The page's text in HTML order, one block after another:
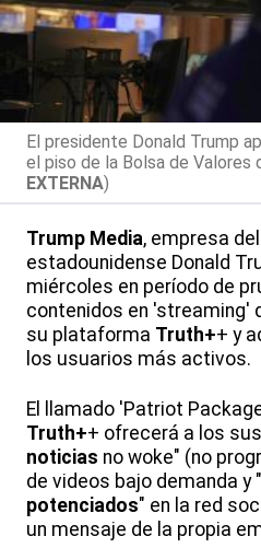
El presidente Donald Trump
el piso de la Bolsa de Valores
EXTERNA)
Trump Media, empresa
estadounidense Donald
miércoles en período de
contenidos en 'streaming'
su plataforma Truth++ y
los usuarios más activos.
El llamado 'Patriot
Truth++ ofrecerá a los
noticias no woke" (no
de videos bajo demanda y "
potenciados" en la red
un mensaje de la propia